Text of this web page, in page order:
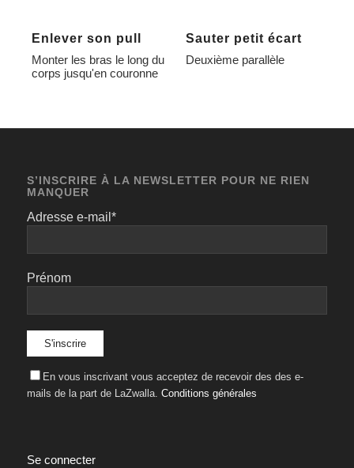
Enlever son pull
Monter les bras le long du
corps jusqu'en couronne
Sauter petit écart
Deuxième parallèle
S’INSCRIRE À LA NEWSLETTER POUR NE RIEN
MANQUER
Adresse e-mail*
Prénom
En vous inscrivant vous acceptez de recevoir des des e-
mails de la part de LaZwalla. Conditions générales
Se connecter